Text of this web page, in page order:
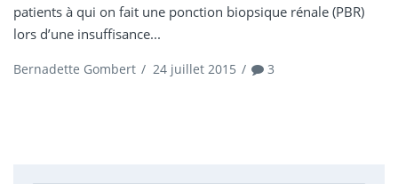
patients à qui on fait une ponction biopsique rénale (PBR)
lors d’une insuffisance...
Bernadette Gombert / 24 juillet 2015 / 3